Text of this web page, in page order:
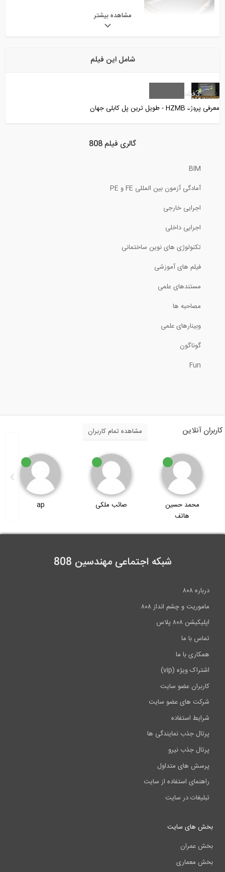
تاثیر فوق العاده فوق روان کننده در...
ایده های ساده برای ساختمان های نوآور
5:34
طراحی دال پس کشیده دو طرفه
آموزش تحلیل پوش آور- پارت 3
مشاهده بیشتر
شامل این فیلم
معرفی پروژه HZMB - طویل ترین پل کابلی جهان
3فیلم
گالری فیلم 808
BIM
آمادگی آزمون بین المللی FE و PE
اجرایی خارجی
اجرایی داخلی
تکنولوژی های نوین ساختمانی
فیلم های آموزشی
مستندهای علمی
مصاحبه ها
وبینارهای علمی
گوناگون
Fun
کاربران آنلاین مشاهده تمام کاربران
صائب ملکی ap
alirezakhan
شبکه اجتماعی مهندسین 808
درباره ۸۰۸
ماموریت و چشم انداز ۸۰۸
اپلیکیشن ۸۰۸ پلاس
تماس با ما
همکاری با ما
اشتراک ویژه (vip)
کاربران عضو سایت
شرکت های عضو سایت
شرایط استفاده
پرتال جذب نمایندگی ها
پرتال جذب نیرو
پرسش های متداول
راهنمای استفاده از سایت
تبلیغات در سایت
بخش های سایت
بخش عمران
بخش معماری